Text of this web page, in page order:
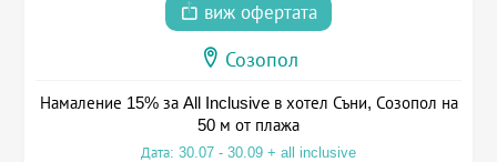
виж офертата
Созопол
Намаление 15% за All Inclusive в хотел Съни, Созопол на
50 м от плажа
Дата: 30.07 - 30.09 + all inclusive